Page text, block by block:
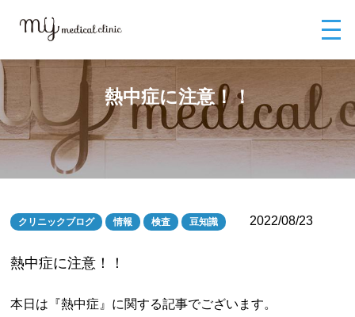
熱中症に注意！！
クリニックブログ 情報 検査 豆知識 2022/08/23
熱中症に注意！！
本日は『熱中症』に関する記事でございます。